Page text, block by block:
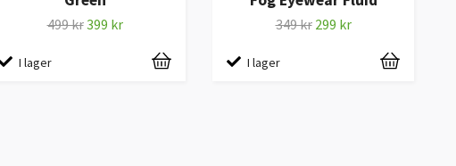
499 kr399 kr
I lager
349 kr 299 kr
I lager